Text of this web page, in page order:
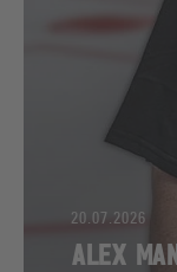
20.07.2026
ALEX